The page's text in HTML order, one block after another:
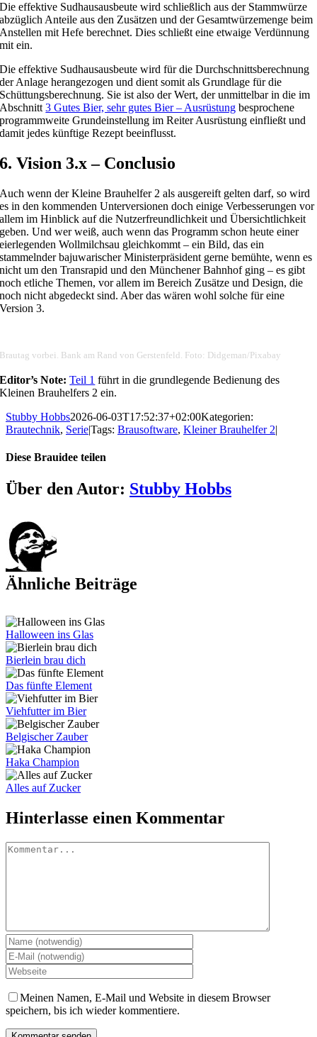
Die effektive Sudhausausbeute wird schließlich aus der Stammwürze
abzüglich Anteile aus den Zusätzen und der Gesamtwürzemenge beim
Anstellen mit Hefe berechnet. Dies schließt eine etwaige Verdünnung
mit ein.
Die effektive Sudhausausbeute wird für die Durchschnittsberechnung
der Anlage herangezogen und dient somit als Grundlage für die
Schüttungsberechnung. Sie ist also der Wert, der unmittelbar in die im
Abschnitt3 Gutes Bier, sehr gutes Bier – Ausrüstung besprochene
programmweite Grundeinstellung im Reiter Ausrüstung einfließt und
damit jedes künftige Rezept beeinflusst.
6. Vision 3.x – Conclusio
Auch wenn der Kleine Brauhelfer 2 als ausgereift gelten darf, so wird
es in den kommenden Unterversionen doch einige Verbesserungen vor
allem im Hinblick auf die Nutzerfreundlichkeit und Übersichtlichkeit
geben. Und wer weiß, auch wenn das Programm schon heute einer
eierlegenden Wollmilchsau gleichkommt – ein Bild, das ein
stammelnder bajuwarischer Ministerpräsident gerne bemühte, wenn es
nicht um den Transrapid und den Münchener Bahnhof ging – es gibt
noch etliche Themen, vor allem im Bereich Zusätze und Design, die
noch nicht abgedeckt sind. Aber das wären wohl solche für eine
Version 3.
Brautag vorbei. Bank am Rand von Gerstenfeld. Foto: Didgeman/Pixabay
Editor’s Note: Teil 1 führt in die grundlegende Bedienung des
Kleinen Brauhelfers 2 ein.
Stubby Hobbs2026-06-03T17:52:37+02:00Kategorien:
Brautechnik, Serie|Tags: Brausoftware, Kleiner Brauhelfer 2|
Diese Brauidee teilen
Facebook
X
Pinterest
E-
Mail
Über den Autor: Stubby Hobbs
Ähnliche Beiträge
Halloween ins Glas
Bierlein brau dich
Das fünfte Element
Viehfutter im Bier
Belgischer Zauber
Haka Champion
Alles auf Zucker
Hinterlasse einen Kommentar
Kommentar
Meinen Namen, E-Mail und Website in diesem Browser
speichern, bis ich wieder kommentiere.